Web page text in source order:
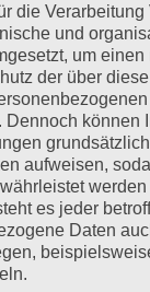
in der
der
( Erste
für Pflegeberufe
in der Pflege
die
und
um einen
der über
Dennoch können
grundsätzlich
aufweisen,
werden
es jeder
Daten